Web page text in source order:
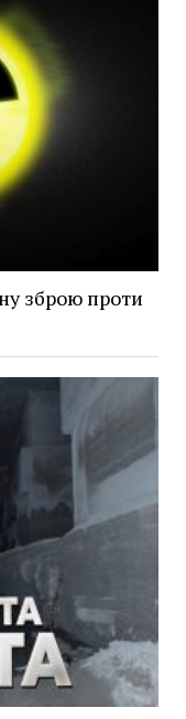
зброю проти